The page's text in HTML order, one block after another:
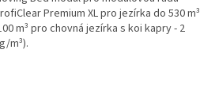
Premium XL pro jezírka do 530 m³
m³ pro chovná jezírka s koi kapry - 2
m³).